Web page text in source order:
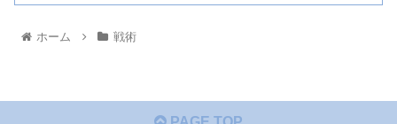
ホーム 戦術